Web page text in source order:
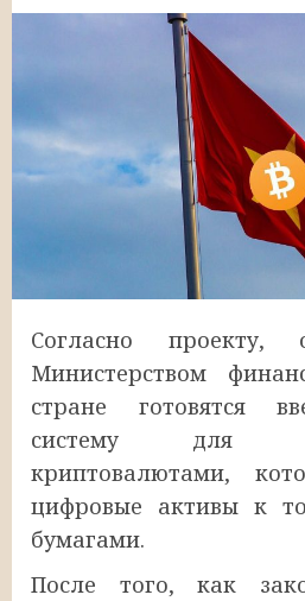
Согласно проекту,
Министерством
стране готовятся
систему для
криптовалютами,
цифровые активы к
бумагами.
После того, как